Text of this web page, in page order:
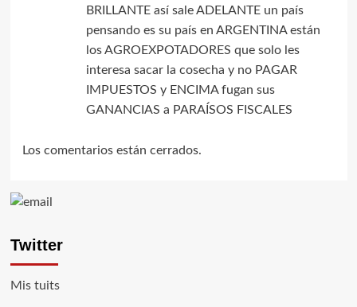
BRILLANTE así sale ADELANTE un país
pensando es su país en ARGENTINA están
los AGROEXPOTADORES que solo les
interesa sacar la cosecha y no PAGAR
IMPUESTOS y ENCIMA fugan sus
GANANCIAS a PARAÍSOS FISCALES
Los comentarios están cerrados.
Twitter
Mis tuits